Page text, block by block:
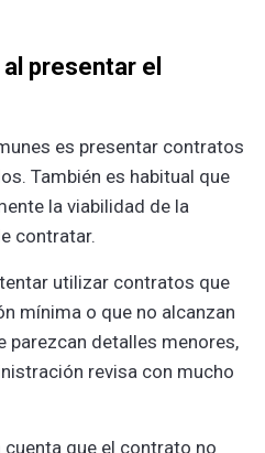
presentar el
es presentar contratos
También es habitual que
la viabilidad de la
contratar.
utilizar contratos que
mínima o que no alcanzan
parezcan detalles menores,
revisa con mucho
cuenta que el contrato no